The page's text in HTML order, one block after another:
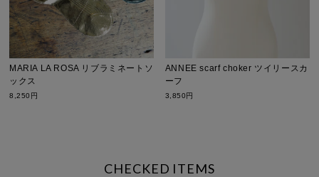
MARIA LA ROSA リブラミネートソ
ックス
8,250円
ANNEE scarf choker ツイリースカ
ーフ
3,850円
CHECKED ITEMS